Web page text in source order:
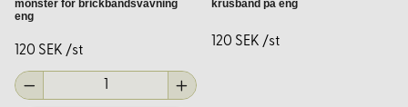
Varje produkt har detaljerad information för att hjälpa dig
att göra rätt val för ditt projekt.
Tips för nybörjare
mönster för brickbandsvävning
eng
120 SEK /st
krusband på eng
120 SEK /st